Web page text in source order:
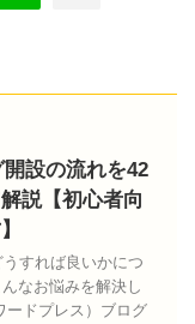
設の流れを42
説【初心者向
すれば良いかにつ
なお悩みを解決し
ドプレス）ブログ